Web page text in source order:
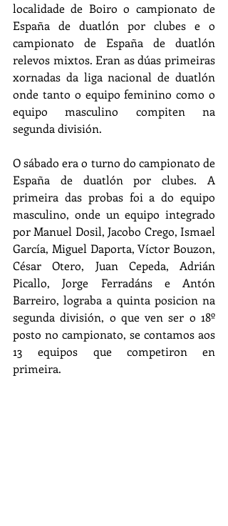
localidade de Boiro o campionato de
España de duatlón por clubes e o
campionato de España de duatlón
relevos mixtos. Eran as dúas primeiras
xornadas da liga nacional de duatlón
onde tanto o equipo feminino como o
equipo masculino compiten na
segunda división.
O sábado era o turno do campionato de
España de duatlón por clubes. A
primeira das probas foi a do equipo
masculino, onde un equipo integrado
por Manuel Dosil, Jacobo Crego, Ismael
García, Miguel Daporta, Víctor Bouzon,
César Otero, Juan Cepeda, Adrián
Picallo, Jorge Ferradáns e Antón
Barreiro, lograba a quinta posicion na
segunda división, o que ven ser o 18º
posto no campionato, se contamos aos
13 equipos que competiron en
primeira.